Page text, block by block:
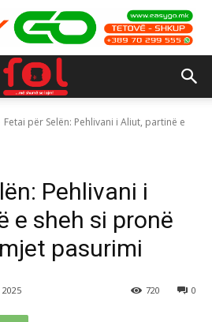
Fetai për Selën: Pehlivani i Aliut, partinë e
Pehlivani i
e sheh si pronë
pasurimi
0
720